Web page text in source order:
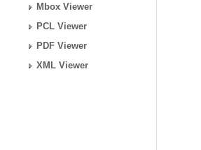
Mbox Viewer
PCL Viewer
PDF Viewer
XML Viewer